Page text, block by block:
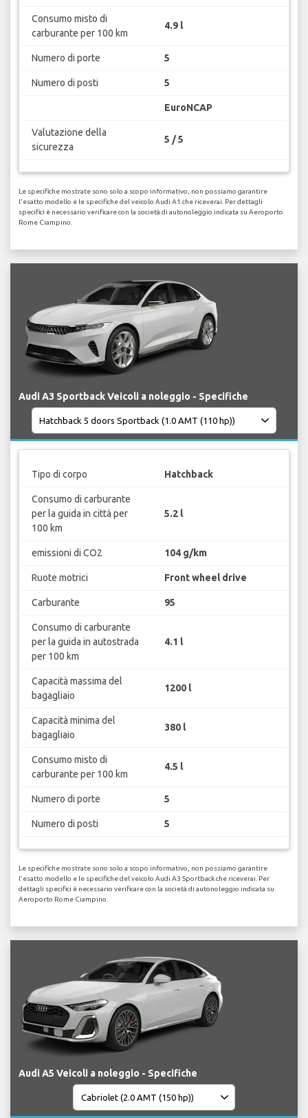
Consumo misto di
carburante per 100 km
4.9 l
Numero di porte 5
Numero di posti 5
EuroNCAP
Valutazione della
sicurezza
5 / 5
Le specifiche mostrate sono solo a scopo informativo, non possiamo garantire
l'esatto modello e le specifiche del veicolo Audi A1 che riceverai. Per dettagli
specifici è necessario verificare con la società di autonoleggio indicata su Aeroporto
Rome Ciampino.
Audi A3 Sportback Veicoli a noleggio - Specifiche
Tipo di corpo Hatchback
Consumo di carburante
per la guida in città per
100 km
5.2 l
emissioni di CO2 104 g/km
Ruote motrici Front wheel drive
Carburante 95
Consumo di carburante
per la guida in autostrada
per 100 km
4.1 l
Capacità massima del
bagagliaio
1200 l
Capacità minima del
bagagliaio
380 l
Consumo misto di
carburante per 100 km
4.5 l
Numero di porte 5
Numero di posti 5
Le specifiche mostrate sono solo a scopo informativo, non possiamo garantire
l'esatto modello e le specifiche del veicolo Audi A3 Sportback che riceverai. Per
dettagli specifici è necessario verificare con la società di autonoleggio indicata su
Aeroporto Rome Ciampino.
Audi A5 Veicoli a noleggio - Specifiche